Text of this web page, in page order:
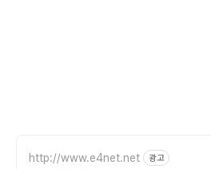
http://www.e4net.net 광고